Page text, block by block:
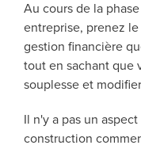
Au cours de la
entreprise, prenez
gestion financière
tout en sachant que
souplesse et
Il n'y a pas un
construction